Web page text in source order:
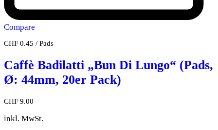
Compare
CHF 0.45 / Pads
Caffè Badilatti „Bun Di Lungo“ (Pads,
Ø: 44mm, 20er Pack)
CHF 9.00
inkl. MwSt.